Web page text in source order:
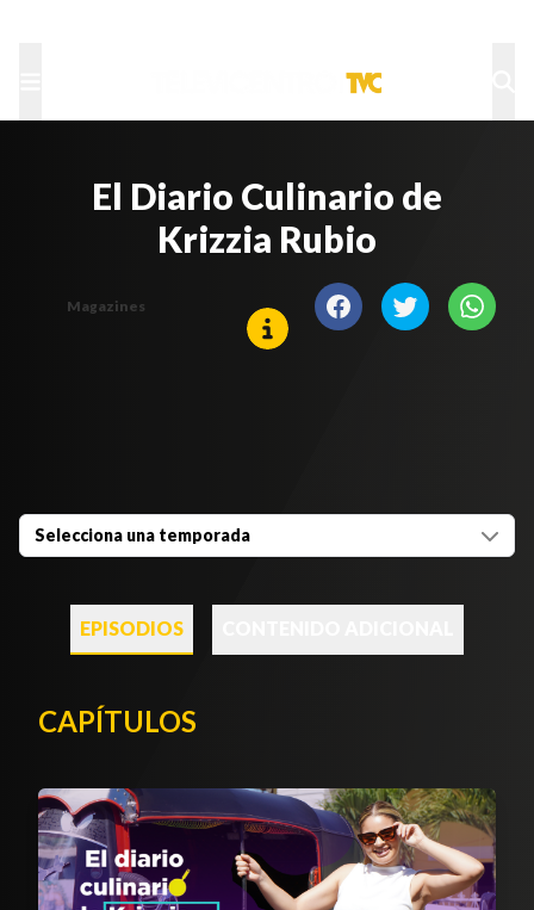
Magazines
El Diario Culinario de
Krizzia Rubio
Selecciona una temporada
EPISODIOS
CAPÍTULOS